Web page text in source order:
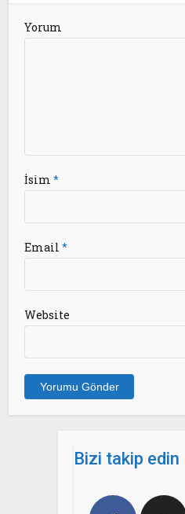
Yorum
İsim*
Email*
Website
Bizi takip edin